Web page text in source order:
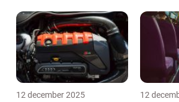
12 december 2025 12